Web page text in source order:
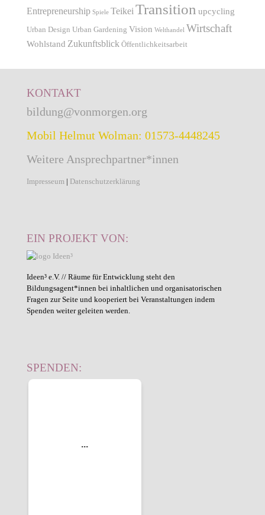
Entrepreneurship Spiele Teikei Transition upcycling
Urban Design Urban Gardening Vision Welthandel Wirtschaft
Wohlstand Zukunftsblick Öffentlichkeitsarbeit
KONTAKT
bildung@vonmorgen.org
Mobil Helmut Wolman: 01573-4448245
Weitere Ansprechpartner*innen
Impresseum | Datenschutzerklärung
EIN PROJEKT VON:
Ideen³ e.V. // Räume für Entwicklung steht den
Bildungsagent*innen bei inhaltlichen und organisatorischen
Fragen zur Seite und kooperiert bei Veranstaltungen indem
Spenden weiter geleiten werden.
SPENDEN: